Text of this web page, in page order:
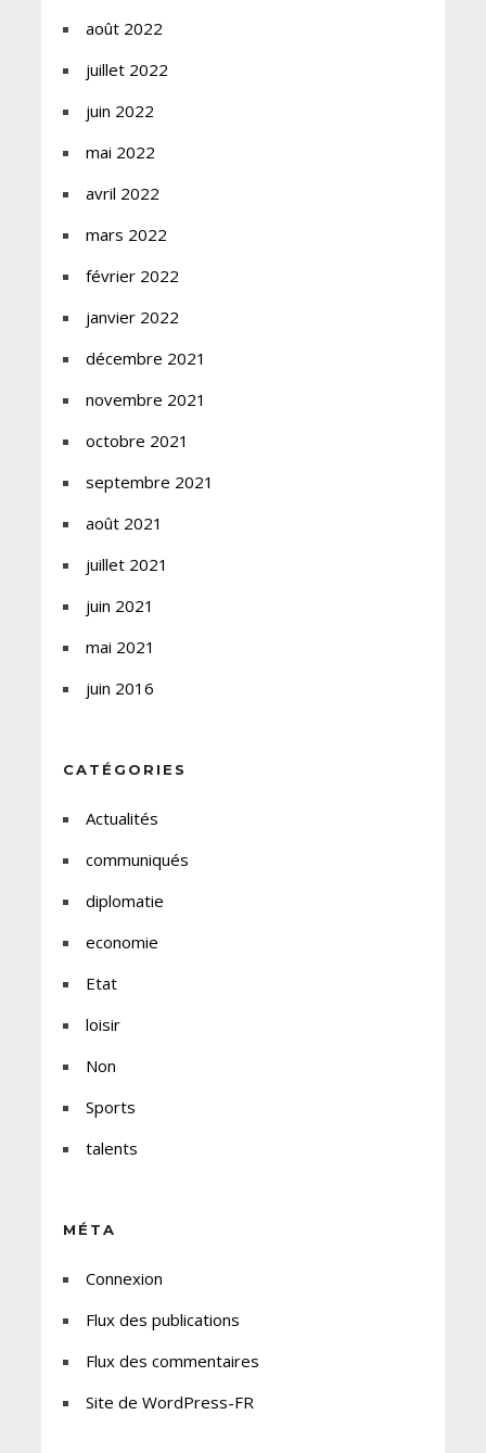
août 2022
juillet 2022
juin 2022
mai 2022
avril 2022
mars 2022
février 2022
janvier 2022
décembre 2021
novembre 2021
octobre 2021
septembre 2021
août 2021
juillet 2021
juin 2021
mai 2021
juin 2016
CATÉGORIES
Actualités
communiqués
diplomatie
economie
Etat
loisir
Non
Sports
talents
MÉTA
Connexion
Flux des publications
Flux des commentaires
Site de WordPress-FR